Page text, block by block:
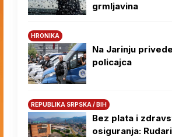
grmljavina
HRONIKA
Na Јarinju
policajca
REPUBLIKA SRPSKA / BIH
Bez plata i
osiguranja: